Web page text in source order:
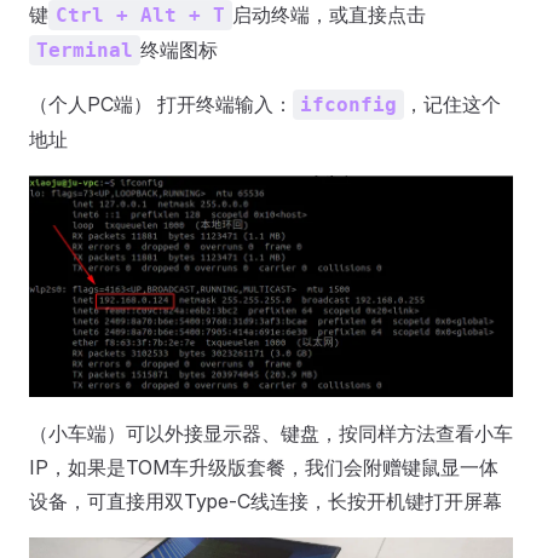
键 Ctrl + Alt + T 启动终端，或直接点击
Terminal 终端图标
（个人PC端） 打开终端输入： ifconfig
，记住这个
地址
（小车端）可以外接显示器、键盘，按同样方法查看小车
IP，如果是TOM车升级版套餐，我们会附赠键鼠显一体
设备，可直接用双Type-C线连接，长按开机键打开屏幕